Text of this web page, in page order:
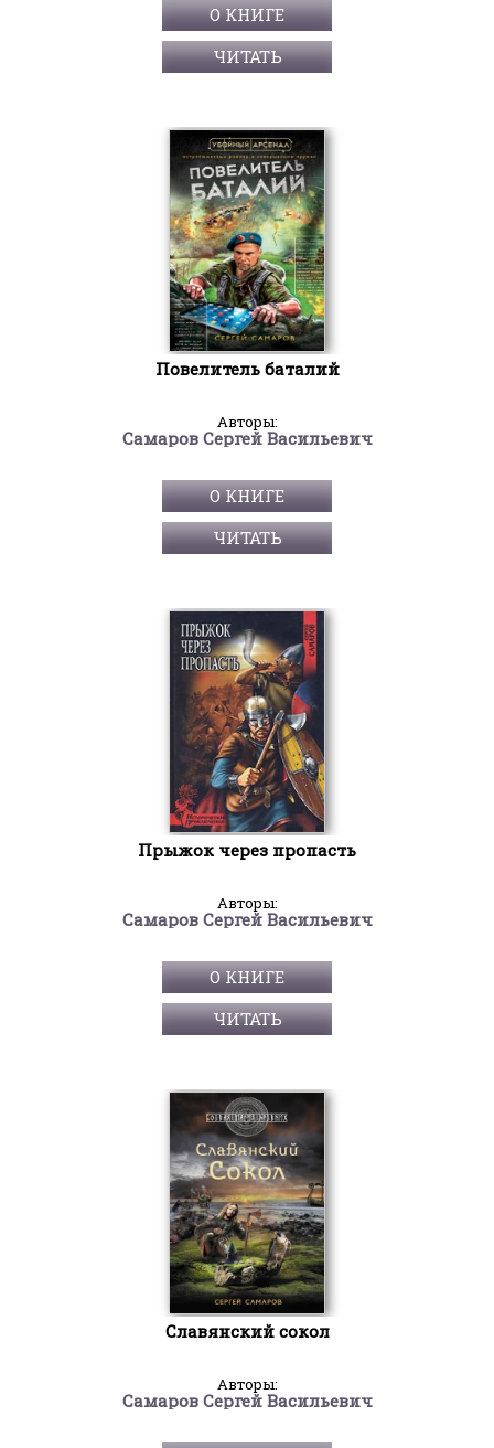
О КНИГЕ
ЧИТАТЬ
Повелитель баталий
Авторы:
Самаров Сергей Васильевич
О КНИГЕ
ЧИТАТЬ
Прыжок через пропасть
Авторы:
Самаров Сергей Васильевич
О КНИГЕ
ЧИТАТЬ
Славянский сокол
Авторы:
Самаров Сергей Васильевич